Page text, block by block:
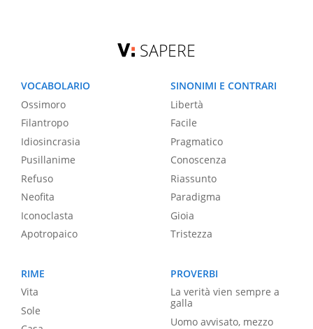
SAPERE
VOCABOLARIO
Ossimoro
Filantropo
Idiosincrasia
Pusillanime
Refuso
Neofita
Iconoclasta
Apotropaico
SINONIMI E CONTRARI
Libertà
Facile
Pragmatico
Conoscenza
Riassunto
Paradigma
Gioia
Tristezza
RIME
Vita
Sole
PROVERBI
La verità vien sempre a
galla
Uomo avvisato, mezzo